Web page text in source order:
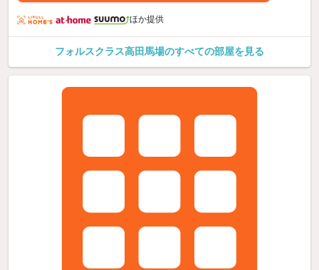
ほか提供
フォルスクラス高田馬場のすべての部屋を見る